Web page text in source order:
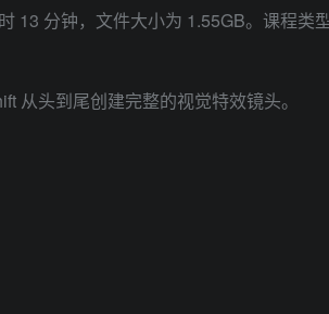
13 分钟，文件大小为 1.55GB。课程类
从头到尾创建完整的视觉特效镜头。